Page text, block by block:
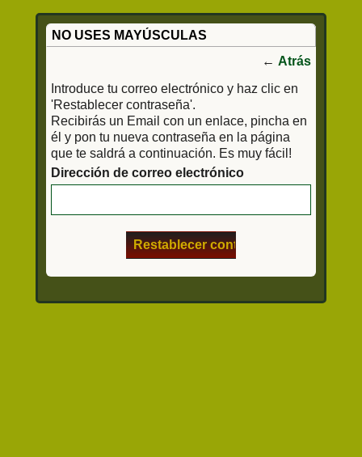
NO USES MAYÚSCULAS
← Atrás
Introduce tu correo electrónico y haz clic en
'Restablecer contraseña'.
Recibirás un Email con un enlace, pincha en
él y pon tu nueva contraseña en la página
que te saldrá a continuación. Es muy fácil!
Dirección de correo electrónico